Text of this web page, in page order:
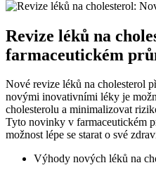
Revize léků na
farmaceutickém
Nové revize léků na cholesterol
novými inovativními léky je
cholesterolu a minimalizovat
Tyto novinky v farmaceutickém
možnost lépe se starat o své
Výhody nových léků na